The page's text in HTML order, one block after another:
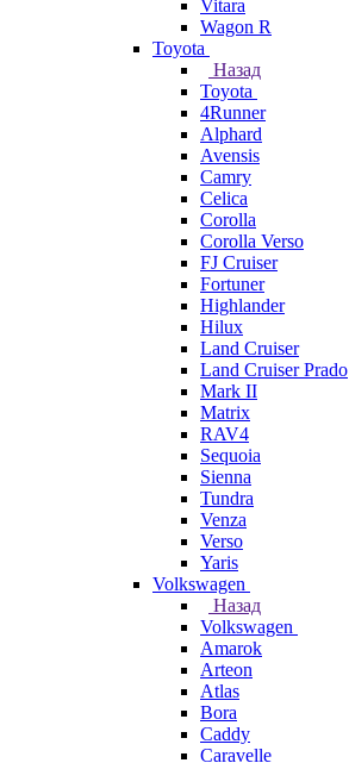
Vitara
Wagon R
Toyota
Назад
Toyota
4Runner
Alphard
Avensis
Camry
Celica
Corolla
Corolla Verso
FJ Cruiser
Fortuner
Highlander
Hilux
Land Cruiser
Land Cruiser Prado
Mark II
Matrix
RAV4
Sequoia
Sienna
Tundra
Venza
Verso
Yaris
Volkswagen
Назад
Volkswagen
Amarok
Arteon
Atlas
Bora
Caddy
Caravelle